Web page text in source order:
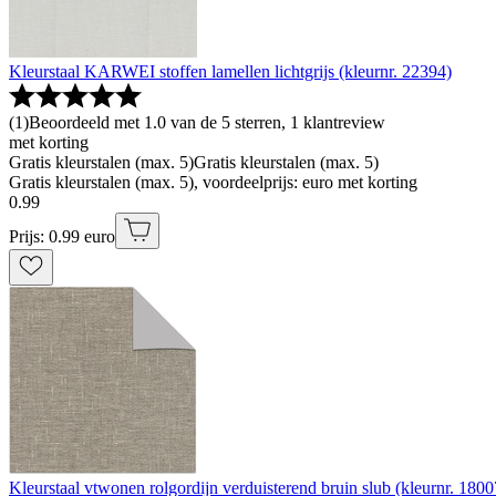
Kleurstaal KARWEI stoffen lamellen lichtgrijs (kleurnr. 22394)
(1)Beoordeeld met 1.0 van de 5 sterren, 1 klantreview
met korting
Gratis kleurstalen (max. 5)Gratis kleurstalen (max. 5)
Gratis kleurstalen (max. 5), voordeelprijs: euro met korting
0.99
Prijs: 0.99 euro
Kleurstaal vtwonen rolgordijn verduisterend bruin slub (kleurnr.